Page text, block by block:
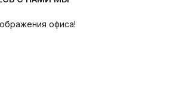
офиса!